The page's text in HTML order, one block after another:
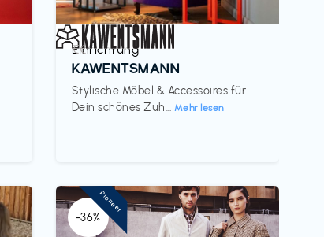
Einrichtung
KAWENTSMANN
Stylische Möbel & Accessoires für
Dein schönes Zuh... Mehr lesen
€€‎
-36%
Pioneer